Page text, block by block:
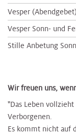
Vesper
Vesper Sonn- und
Stille Anbetung
Wir freuen uns,
"Das Leben
Verborgenen.
Es kommt nicht auf